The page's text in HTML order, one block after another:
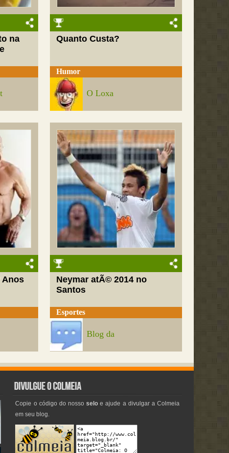
na
Quanto Custa?
Humor
O Loxa
Anos
Neymar atÃ© 2014 no
Santos
Esportes
Blog da
Copie o código do nossoselo e ajude a divulgar a Colmeia
em seu blog.